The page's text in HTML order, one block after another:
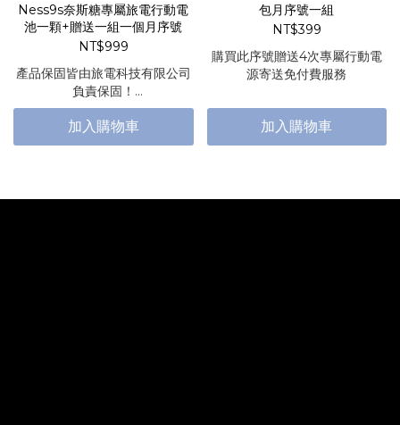
Ness9s奈斯糖專屬旅電行動電
池一顆+贈送一組一個月序號
NT$999
產品保固皆由旅電科技有限公司
負責保固！
印刷保固由弓炬計畫負責保固！
有任何問題都可退換貨服務～
讓您買得安心～用的順心。
加入購物車
包月序號一組
NT$399
購買此序號贈送4次專屬行動電
源寄送免付費服務
加入購物車